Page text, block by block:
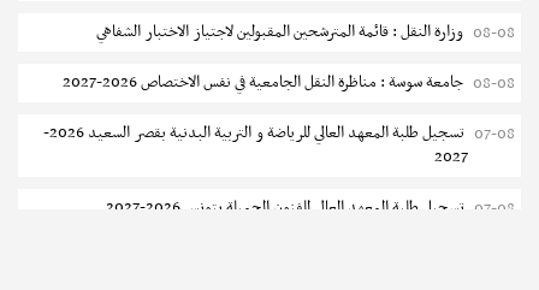
08-08 وزارة النقل : قائمة المترشحين المقبولين لاجتياز الاختبار الشفاهي
08-08 جامعة سوسة : مناظرة النقل الجامعية في نفس الاختصاص 2026-2027
07-08
تسجيل طلبة المعهد العالي للرياضة و التربية البدنية بقصر السعيد 2026-
2027
07-08 تسجيل طلبة المعهد العالى للفنون الجميلة بتونس 2026-2027